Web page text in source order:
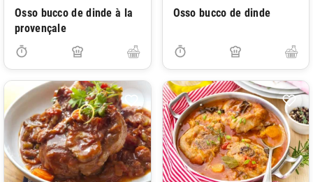
Osso bucco de dinde à la
provençale
Osso bucco de dinde